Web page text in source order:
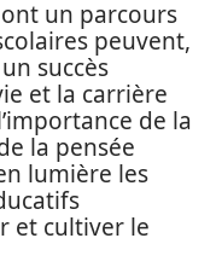
un parcours
peuvent,
succès
et la carrière
de la
la pensée
lumière les
et cultiver le